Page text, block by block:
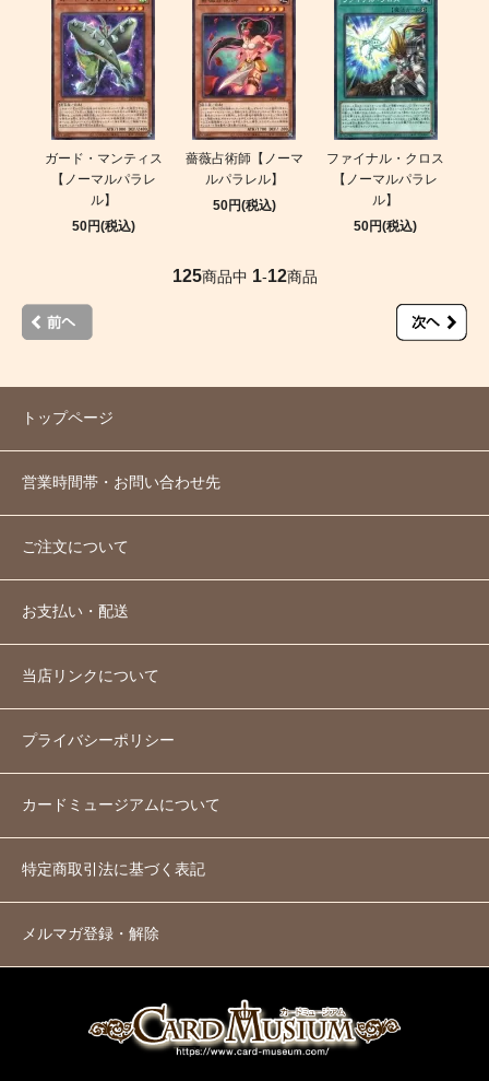
ガード・マンティス
【ノーマルパラレ
ル】
50円(税込)
薔薇占術師【ノーマ
ルパラレル】
50円(税込)
ファイナル・クロス
【ノーマルパラレ
ル】
50円(税込)
125商品中 1-12商品
トップページ
営業時間帯・お問い合わせ先
ご注文について
お支払い・配送
当店リンクについて
プライバシーポリシー
カードミュージアムについて
特定商取引法に基づく表記
メルマガ登録・解除